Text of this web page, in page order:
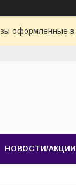
оформленные в
НОВОСТИ/АКЦИИ